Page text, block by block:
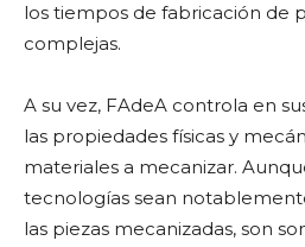
los tiempos de fabricación de
complejas.
A su vez, FAdeA controla en
las propiedades físicas y
materiales a mecanizar.
tecnologías sean
las piezas mecanizadas, son